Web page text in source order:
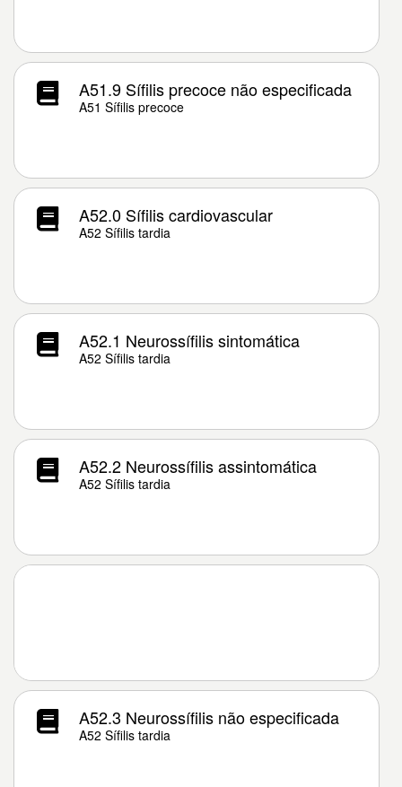
A51.9 Sífilis precoce não especificada
A51 Sífilis precoce
A52.0 Sífilis cardiovascular
A52 Sífilis tardia
A52.1 Neurossífilis sintomática
A52 Sífilis tardia
A52.2 Neurossífilis assintomática
A52 Sífilis tardia
A52.3 Neurossífilis não especificada
A52 Sífilis tardia